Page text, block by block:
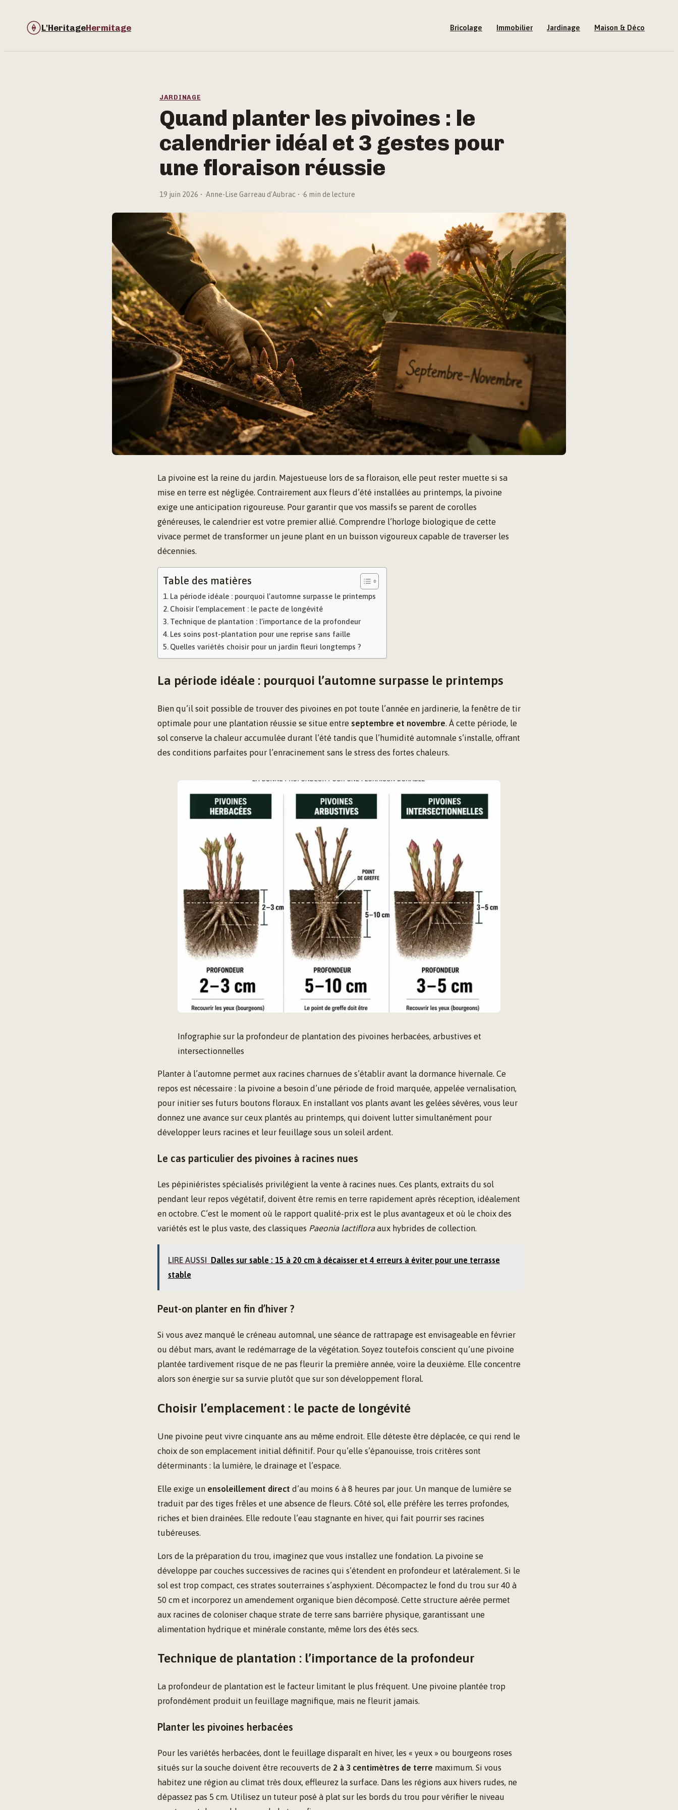
L'HeritageHermitage Bricolage Immobilier Jardinage Maison & Déco
JARDINAGE
Quand planter les pivoines : le
calendrier idéal et 3 gestes pour
une floraison réussie
19 juin 2026 ·Anne-Lise Garreau d'Aubrac ·6 min de lecture
La pivoine est la reine du jardin. Majestueuse lors de sa floraison, elle peut rester muette si sa
mise en terre est négligée. Contrairement aux fleurs d’été installées au printemps, la pivoine
exige une anticipation rigoureuse. Pour garantir que vos massifs se parent de corolles
généreuses, le calendrier est votre premier allié. Comprendre l’horloge biologique de cette
vivace permet de transformer un jeune plant en un buisson vigoureux capable de traverser les
décennies.
Table des matières
La période idéale : pourquoi l’automne surpasse le printemps
Choisir l’emplacement : le pacte de longévité
Technique de plantation : l’importance de la profondeur
Les soins post-plantation pour une reprise sans faille
Quelles variétés choisir pour un jardin fleuri longtemps ?
La période idéale : pourquoi l’automne surpasse le printemps
Bien qu’il soit possible de trouver des pivoines en pot toute l’année en jardinerie, la fenêtre de tir
optimale pour une plantation réussie se situe entre septembre et novembre. À cette période, le
sol conserve la chaleur accumulée durant l’été tandis que l’humidité automnale s’installe, offrant
des conditions parfaites pour l’enracinement sans le stress des fortes chaleurs.
Infographie sur la profondeur de plantation des pivoines herbacées, arbustives et
intersectionnelles
Planter à l’automne permet aux racines charnues de s’établir avant la dormance hivernale. Ce
repos est nécessaire : la pivoine a besoin d’une période de froid marquée, appelée vernalisation,
pour initier ses futurs boutons floraux. En installant vos plants avant les gelées sévères, vous leur
donnez une avance sur ceux plantés au printemps, qui doivent lutter simultanément pour
développer leurs racines et leur feuillage sous un soleil ardent.
Le cas particulier des pivoines à racines nues
Les pépiniéristes spécialisés privilégient la vente à racines nues. Ces plants, extraits du sol
pendant leur repos végétatif, doivent être remis en terre rapidement après réception, idéalement
en octobre. C’est le moment où le rapport qualité-prix est le plus avantageux et où le choix des
variétés est le plus vaste, des classiques Paeonia lactifloraaux hybrides de collection.
LIRE AUSSI Dalles sur sable : 15 à 20 cm à décaisser et 4 erreurs à éviter pour une terrasse
stable
Peut-on planter en fin d’hiver ?
Si vous avez manqué le créneau automnal, une séance de rattrapage est envisageable en février
ou début mars, avant le redémarrage de la végétation. Soyez toutefois conscient qu’une pivoine
plantée tardivement risque de ne pas fleurir la première année, voire la deuxième. Elle concentre
alors son énergie sur sa survie plutôt que sur son développement floral.
Choisir l’emplacement : le pacte de longévité
Une pivoine peut vivre cinquante ans au même endroit. Elle déteste être déplacée, ce qui rend le
choix de son emplacement initial définitif. Pour qu’elle s’épanouisse, trois critères sont
déterminants : la lumière, le drainage et l’espace.
Elle exige un ensoleillement direct d’au moins 6 à 8 heures par jour. Un manque de lumière se
traduit par des tiges frêles et une absence de fleurs. Côté sol, elle préfère les terres profondes,
riches et bien drainées. Elle redoute l’eau stagnante en hiver, qui fait pourrir ses racines
tubéreuses.
Lors de la préparation du trou, imaginez que vous installez une fondation. La pivoine se
développe par couches successives de racines qui s’étendent en profondeur et latéralement. Si le
sol est trop compact, ces strates souterraines s’asphyxient. Décompactez le fond du trou sur 40 à
50 cm et incorporez un amendement organique bien décomposé. Cette structure aérée permet
aux racines de coloniser chaque strate de terre sans barrière physique, garantissant une
alimentation hydrique et minérale constante, même lors des étés secs.
Technique de plantation : l’importance de la profondeur
La profondeur de plantation est le facteur limitant le plus fréquent. Une pivoine plantée trop
profondément produit un feuillage magnifique, mais ne fleurit jamais.
Planter les pivoines herbacées
Pour les variétés herbacées, dont le feuillage disparaît en hiver, les « yeux » ou bourgeons roses
situés sur la souche doivent être recouverts de 2 à 3 centimètres de terre maximum. Si vous
habitez une région au climat très doux, effleurez la surface. Dans les régions aux hivers rudes, ne
dépassez pas 5 cm. Utilisez un tuteur posé à plat sur les bords du trou pour vérifier le niveau